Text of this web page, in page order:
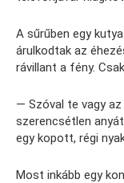
A sűrűben egy
árulkodtak az
rávillant a fény.
— Szóval te vagy
szerencsétlen
egy kopott, régi
Most inkább egy